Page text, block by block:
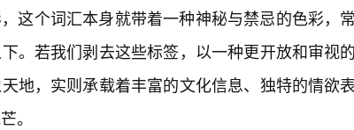
这个词汇本身就带着一种神秘与禁忌的色彩，
。若我们剥去这些标签，以一种更开放和审视
地，实则承载着丰富的文化信息、独特的情欲
。